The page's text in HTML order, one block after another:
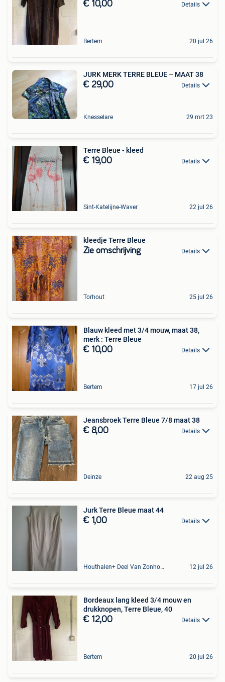
€ 10,00 Details
Bertem 20 jul 26
JURK MERK TERRE BLEUE – MAAT 38
€ 29,00 Details
Knesselare 29 mrt 23
Terre Bleue - kleed
€ 19,00 Details
Sint-Katelijne-Waver 22 jul 26
kleedje Terre Bleue
Zie omschrijving Details
Torhout 25 jul 26
Blauw kleed met 3/4 mouw, maat 38,
merk : Terre Bleue
€ 10,00 Details
Bertem 17 jul 26
Jeansbroek Terre Bleue 7/8 maat 38
€ 8,00 Details
Deinze 22 aug 25
Jurk Terre Bleue maat 44
€ 1,00 Details
Houthalen+ Deel Van Zonhoven En Zolder 12 jul 26
Bordeaux lang kleed 3/4 mouw en
drukknopen, Terre Bleue, 40
€ 12,00 Details
Bertem 20 jul 26